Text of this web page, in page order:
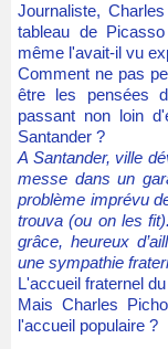
Journaliste, Charles Pichon avait sûrement entendu parler du
tableau de
même l'avait-il vu
Comment ne pas
être les pensées
passant non loin
Santander ?
A Santander, ville
messe dans un
problème imprévu
trouva (ou on les
grâce, heureux
une sympathie
L'accueil fraternel
Mais Charles
l'accueil populaire ?